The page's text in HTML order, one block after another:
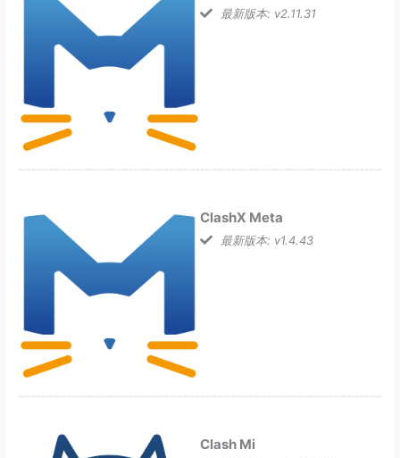
最新版本: v2.11.31
ClashX Meta
最新版本: v1.4.43
Clash Mi